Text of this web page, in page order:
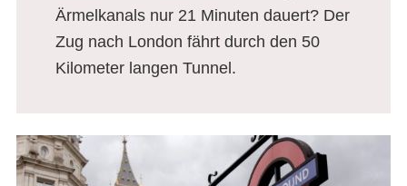
Ärmelkanals nur 21 Minuten dauert? Der
Zug nach London fährt durch den 50
Kilometer langen Tunnel.